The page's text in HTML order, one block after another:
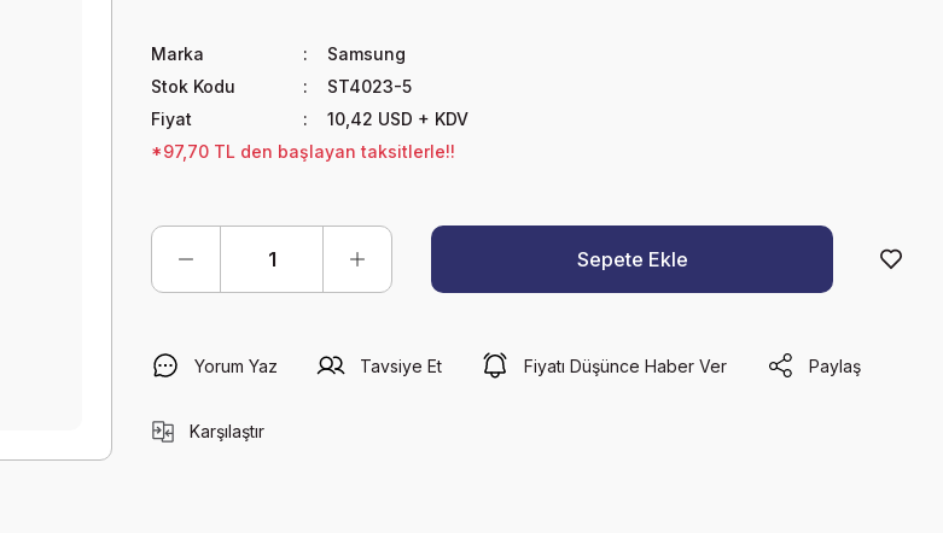
Marka
Samsung
Stok Kodu
ST4023-5
Fiyat
10,42 USD + KDV
*97,70 TL den başlayan taksitlerle!!
Sepete Ekle
Yorum Yaz Tavsiye Et Fiyatı Düşünce Haber Ver Paylaş
Karşılaştır